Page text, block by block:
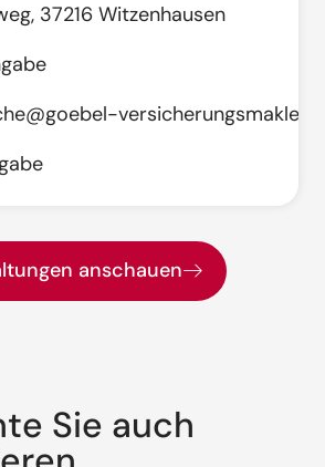
37216 Witzenhausen
anschauen
Sie auch